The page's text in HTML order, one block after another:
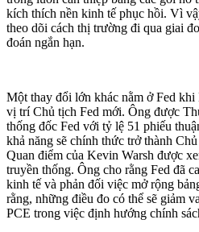
kích thích nền kinh tế phục hồi. Vì
theo dõi cách thị trường đi qua giai
đoán ngắn hạn.
Một thay đổi lớn khác nằm ở Fed khi
vị trí Chủ tịch Fed mới. Ông được
thống đốc Fed với tỷ lệ 51 phiếu
khả năng sẽ chính thức trở thành
Quan điểm của Kevin Warsh được
truyền thống. Ông cho rằng Fed đã
kinh tế và phản đối việc mở rộng
rằng, những điều đo có thể sẽ giảm
PCE trong việc định hướng chính